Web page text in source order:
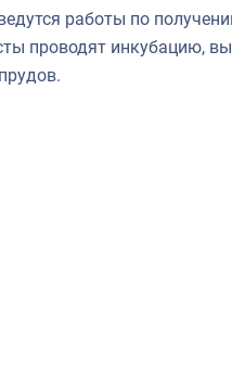
работы по
проводят инкубацию,